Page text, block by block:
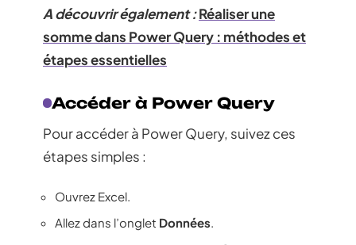
A découvrir également :Réaliser une
somme dans Power Query : méthodes et
étapes essentielles
Accéder à Power Query
Pour accéder à Power Query, suivez ces
étapes simples :
Ouvrez Excel.
Allez dans l’onglet Données.